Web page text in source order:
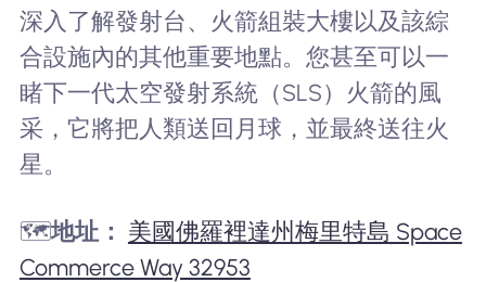
深入了解發射台、火箭組裝大樓以及該綜
合設施內的其他重要地點。您甚至可以一
睹下一代太空發射系統（SLS）火箭的風
采，它將把人類送回月球，並最終送往火
星。
🗺️地址： 美國佛羅裡達州梅里特島 Space
Commerce Way 32953